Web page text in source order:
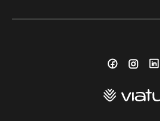
FacebookInstagram